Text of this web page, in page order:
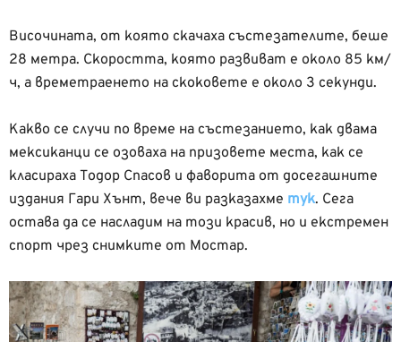
Височината, от която скачаха състезателите, беше
28 метра. Скоростта, която развиват е около 85 км/
ч, а времетраенето на скоковете е около 3 секунди.
Какво се случи по време на състезанието, как двама
мексиканци се озоваха на призовете места, как се
класираха Тодор Спасов и фаворита от досегашните
издания Гари Хънт, вече ви разказахме тук. Сега
остава да се насладим на този красив, но и екстремен
спорт чрез снимките от Мостар.